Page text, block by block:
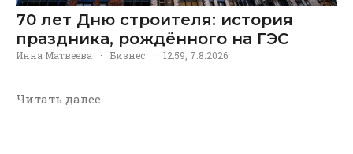
70 лет Дню строителя: история
праздника, рождённого на ГЭС
Инна Матвеева · Бизнес · 12:59, 7.8.2026
Читать далее